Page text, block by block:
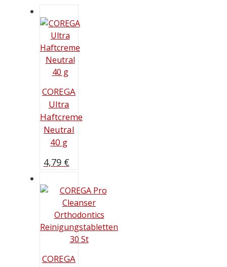
COREGA
Ultra
Haftcreme
Neutral
40 g
4,79 €
COREGA